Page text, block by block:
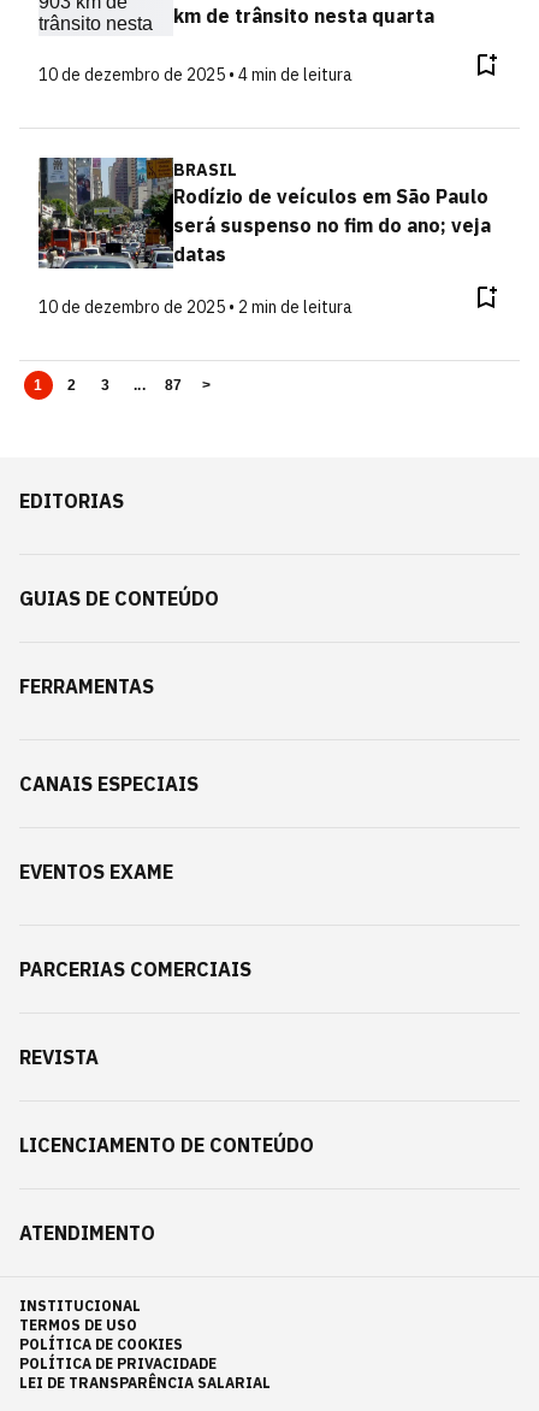
km de trânsito nesta quarta
10 de dezembro de 2025 • 4 min de leitura
BRASIL
Rodízio de veículos em São Paulo
será suspenso no fim do ano; veja
datas
10 de dezembro de 2025 • 2 min de leitura
1 2 3 ... 87 >
EDITORIAS
GUIAS DE CONTEÚDO
FERRAMENTAS
CANAIS ESPECIAIS
EVENTOS EXAME
PARCERIAS COMERCIAIS
REVISTA
LICENCIAMENTO DE CONTEÚDO
ATENDIMENTO
INSTITUCIONAL
TERMOS DE USO
POLÍTICA DE COOKIES
POLÍTICA DE PRIVACIDADE
LEI DE TRANSPARÊNCIA SALARIAL